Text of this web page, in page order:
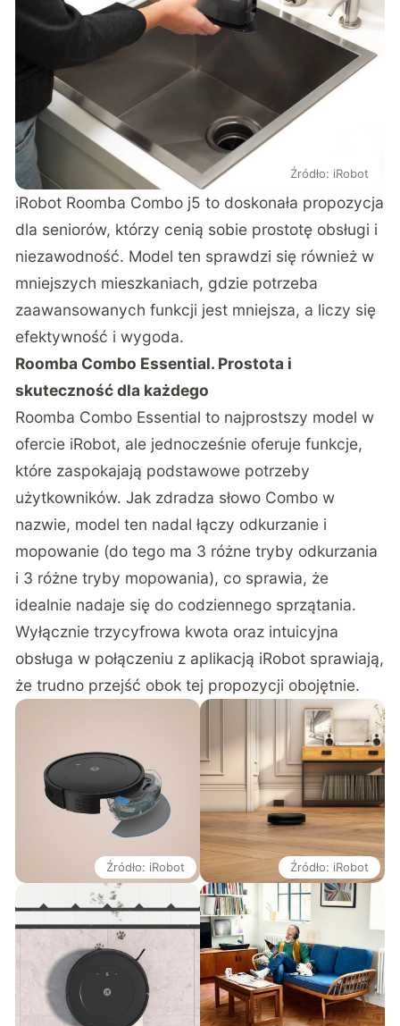
Źródło: iRobot
iRobot Roomba Combo j5 to doskonała propozycja
dla seniorów, którzy cenią sobie prostotę obsługi i
niezawodność. Model ten sprawdzi się również w
mniejszych mieszkaniach, gdzie potrzeba
zaawansowanych funkcji jest mniejsza, a liczy się
efektywność i wygoda.
Roomba Combo Essential. Prostota i
skuteczność dla każdego
Roomba Combo Essential to najprostszy model w
ofercie iRobot, ale jednocześnie oferuje funkcje,
które zaspokajają podstawowe potrzeby
użytkowników. Jak zdradza słowo Combo w
nazwie, model ten nadal łączy odkurzanie i
mopowanie (do tego ma 3 różne tryby odkurzania
i 3 różne tryby mopowania), co sprawia, że
idealnie nadaje się do codziennego sprzątania.
Wyłącznie trzycyfrowa kwota oraz intuicyjna
obsługa w połączeniu z aplikacją iRobot sprawiają,
że trudno przejść obok tej propozycji obojętnie.
Źródło: iRobot Źródło: iRobot